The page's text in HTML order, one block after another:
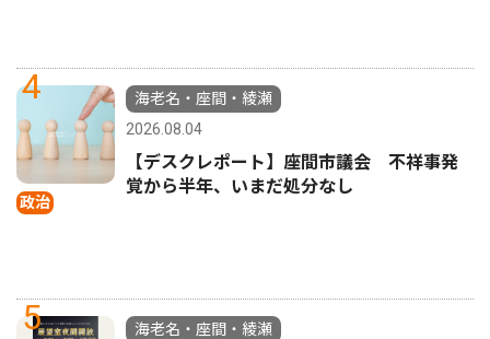
4
政治
海老名・座間・綾瀬
2026.08.04
【デスクレポート】座間市議会 不祥事発
覚から半年、いまだ処分なし
5
海老名・座間・綾瀬